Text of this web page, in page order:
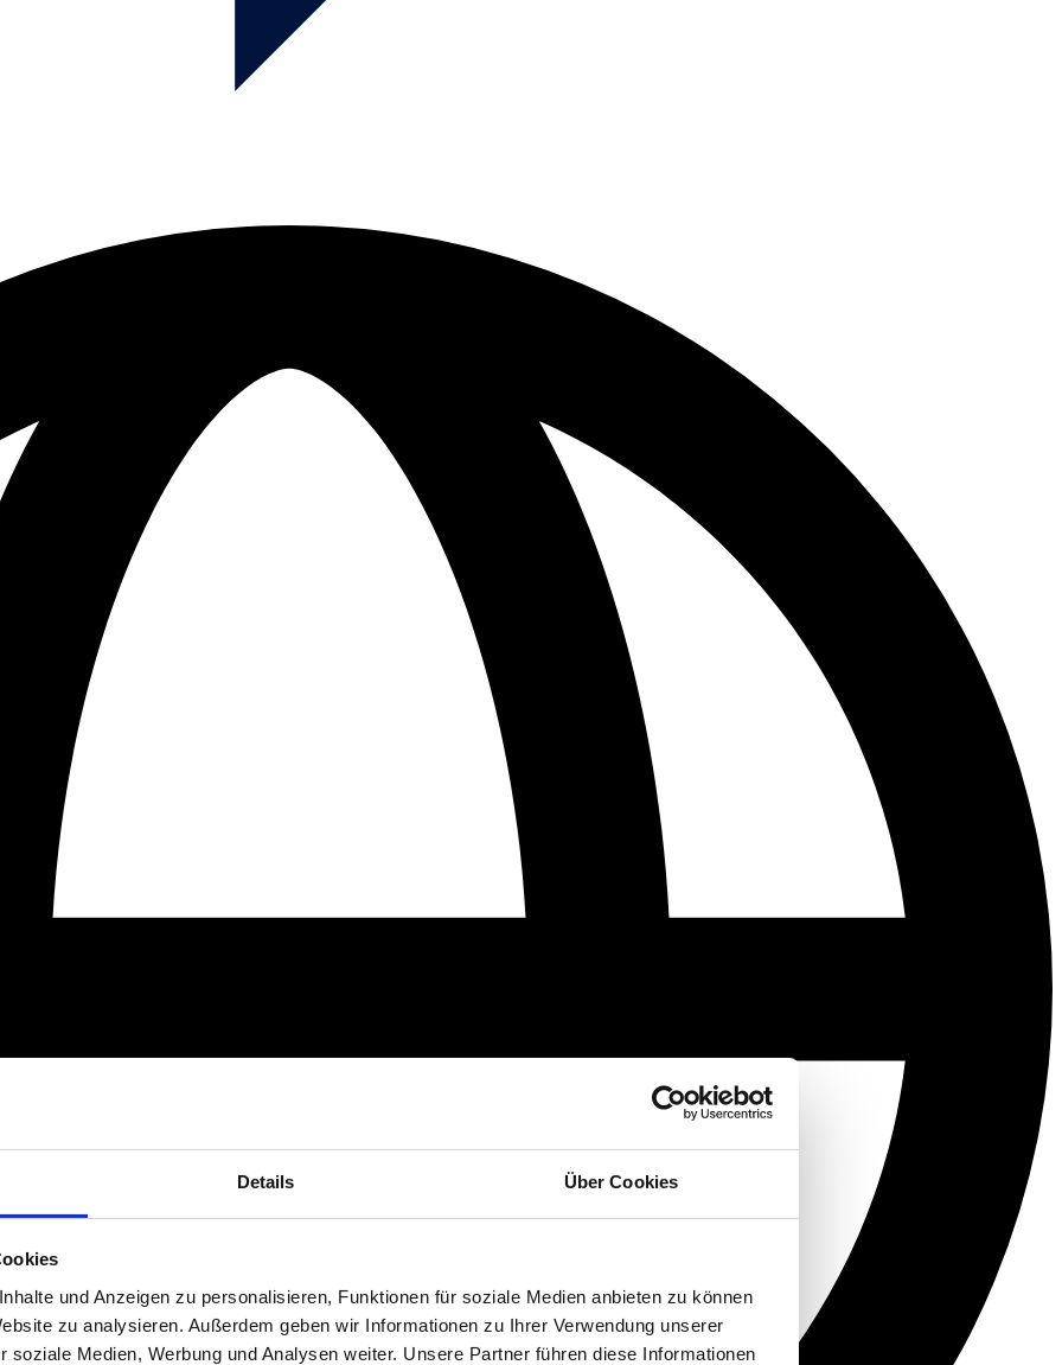
Details Über Cookies
und Anzeigen zu personalisieren, Funktionen für soziale Medien anbieten zu können
zu analysieren. Außerdem geben wir Informationen zu Ihrer Verwendung unserer
soziale Medien, Werbung und Analysen weiter. Unsere Partner führen diese Informationen